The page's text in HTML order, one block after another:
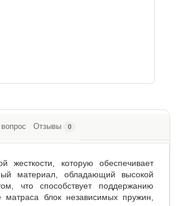
Отзывы 0
которую обеспечивает
материал, обладающий высокой
что способствует поддержанию
блок независимых пружин,